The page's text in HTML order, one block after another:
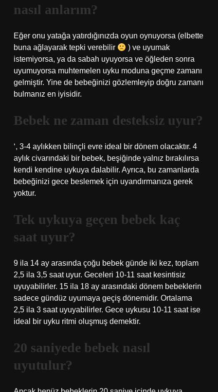
nasıl anlarım?
Eğer onu yatağa yatırdığınızda oyun oynuyorsa (elbette
buna ağlayarak tepki verebilir
) ve uyumak
istemiyorsa, ya da sabah uyuyorsa ve öğleden sonra
uyumuyorsa muhtemelen uyku moduna geçme zamanı
gelmiştir. Yine de bebeğinizi gözlemleyip doğru zamanı
bulmanız en iyisidir.
Bebek ne zaman desteksiz uyur?
‘, 3-4 aylıkken bilinçli evre ideal bir dönem olacaktır. 4
aylık civarındaki bir bebek, beşiğinde yalnız bırakılırsa
kendi kendine uykuya dalabilir. Ayrıca, bu zamanlarda
bebeğinizi gece beslemek için uyandırmanıza gerek
yoktur.
Tek uykuya geçen bebek kaç
saat uyur?
9 ila 14 ay arasında çoğu bebek günde iki kez, toplam
2,5 ila 3,5 saat uyur. Geceleri 10-11 saat kesintisiz
uyuyabilirler. 15 ila 18 ay arasındaki dönem bebeklerin
sadece gündüz uyumaya geçiş dönemidir. Ortalama
2,5 ila 3 saat uyuyabilirler. Gece uykusu 10-11 saat ise
ideal bir uyku ritmi oluşmuş demektir.
20 saniyede bebek nasıl
uyutulur?